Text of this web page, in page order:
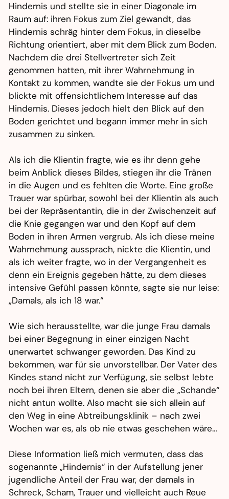
Hindernis und stellte sie in einer Diagonale im
Raum auf: ihren Fokus zum Ziel gewandt, das
Hindernis schräg hinter dem Fokus, in dieselbe
Richtung orientiert, aber mit dem Blick zum Boden.
Nachdem die drei Stellvertreter sich Zeit
genommen hatten, mit ihrer Wahrnehmung in
Kontakt zu kommen, wandte sie der Fokus um und
blickte mit offensichtlichem Interesse auf das
Hindernis. Dieses jedoch hielt den Blick auf den
Boden gerichtet und begann immer mehr in sich
zusammen zu sinken.
Als ich die Klientin fragte, wie es ihr denn gehe
beim Anblick dieses Bildes, stiegen ihr die Tränen
in die Augen und es fehlten die Worte. Eine große
Trauer war spürbar, sowohl bei der Klientin als auch
bei der Repräsentantin, die in der Zwischenzeit auf
die Knie gegangen war und den Kopf auf dem
Boden in ihren Armen vergrub. Als ich diese meine
Wahrnehmung aussprach, nickte die Klientin, und
als ich weiter fragte, wo in der Vergangenheit es
denn ein Ereignis gegeben hätte, zu dem dieses
intensive Gefühl passen könnte, sagte sie nur leise:
„Damals, als ich 18 war.“
Wie sich herausstellte, war die junge Frau damals
bei einer Begegnung in einer einzigen Nacht
unerwartet schwanger geworden. Das Kind zu
bekommen, war für sie unvorstellbar. Der Vater des
Kindes stand nicht zur Verfügung, sie selbst lebte
noch bei ihren Eltern, denen sie aber die „Schande“
nicht antun wollte. Also macht sie sich allein auf
den Weg in eine Abtreibungsklinik – nach zwei
Wochen war es, als ob nie etwas geschehen wäre…
Diese Information ließ mich vermuten, dass das
sogenannte „Hindernis“ in der Aufstellung jener
jugendliche Anteil der Frau war, der damals in
Schreck, Scham, Trauer und vielleicht auch Reue